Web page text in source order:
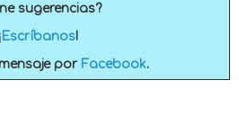
sugerencias?
¡ Escríbanos!
por Facebook.